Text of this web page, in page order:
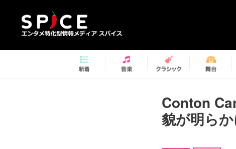
Conton
貌が明ら